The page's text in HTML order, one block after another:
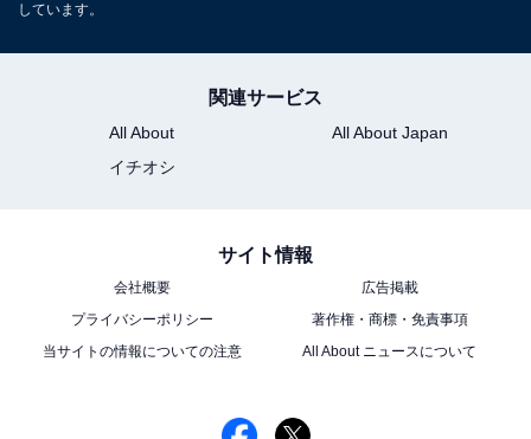
しています。
関連サービス
All About
All About Japan
イチオシ
サイト情報
会社概要
広告掲載
プライバシーポリシー
著作権・商標・免責事項
当サイトの情報についての注意
All About ニュースについて